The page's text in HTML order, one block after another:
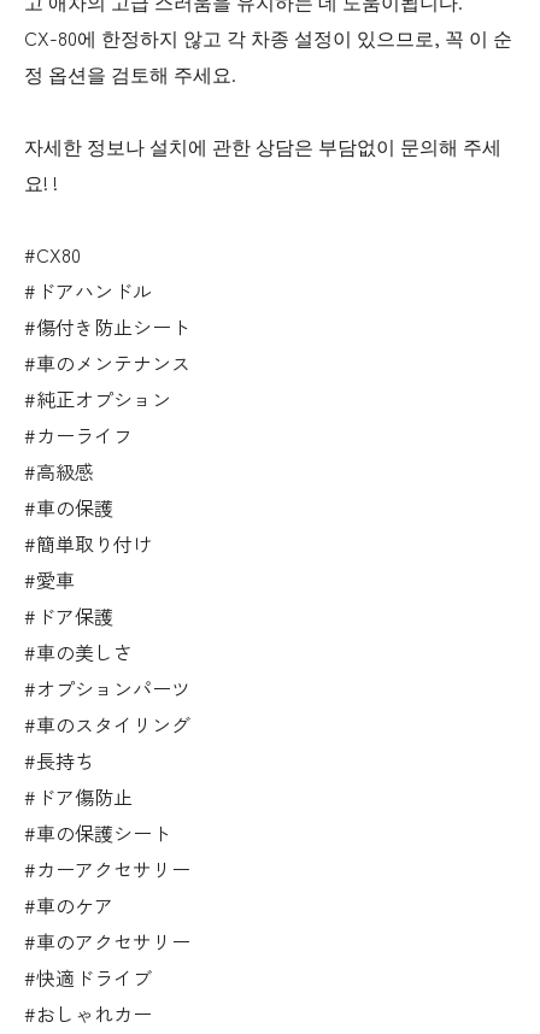
CX-80에 한정하지 않고 각 차종 설정이 있으므로, 꼭 이 순
정 옵션을 검토해 주세요.
자세한 정보나 설치에 관한 상담은 부담없이 문의해 주세
요! !
#CX80
#ドアハンドル
#傷付き防止シート
#車のメンテナンス
#純正オプション
#カーライフ
#高級感
#車の保護
#簡単取り付け
#愛車
#ドア保護
#車の美しさ
#オプションパーツ
#車のスタイリング
#長持ち
#ドア傷防止
#車の保護シート
#カーアクセサリー
#車のケア
#車のアクセサリー
#快適ドライブ
#おしゃれカー